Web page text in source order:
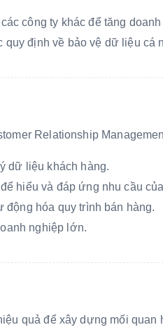
công ty khác để tăng doanh
quy định về bảo vệ dữ liệu cá
Relationship
dữ liệu khách hàng.
hiểu và đáp ứng nhu cầu
động hóa quy trình bán hàng.
nghiệp lớn.
quả để xây dựng mối